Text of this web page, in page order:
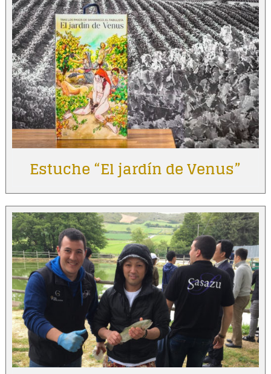
Estuche “El jardín de Venus”